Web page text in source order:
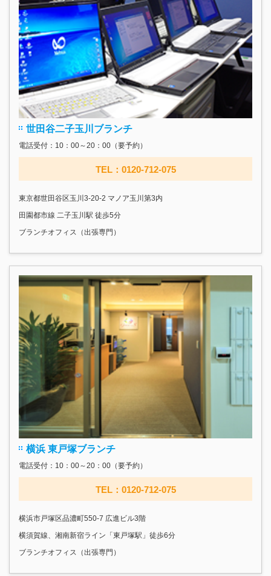
世田谷二子玉川ブランチ
電話受付：10：00～20：00（要予約）
TEL：0120-712-075
東京都世田谷区玉川3-20-2 マノア玉川第3内
田園都市線 二子玉川駅 徒歩5分
ブランチオフィス（出張専門）
横浜 東戸塚ブランチ
電話受付：10：00～20：00（要予約）
TEL：0120-712-075
横浜市戸塚区品濃町550-7 広進ビル3階
横須賀線、湘南新宿ライン「東戸塚駅」徒歩6分
ブランチオフィス（出張専門）